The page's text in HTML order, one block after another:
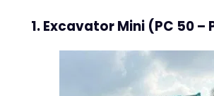
1. Excavator Mini (PC 50 –